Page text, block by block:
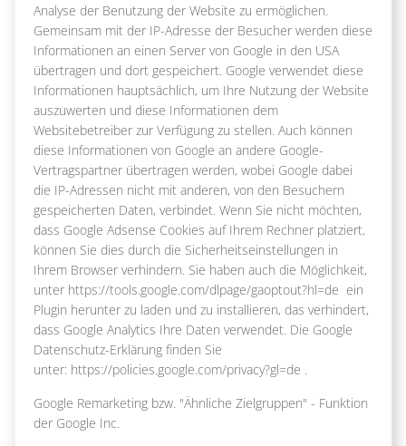
Analyse der Benutzung der Website zu ermöglichen.
Gemeinsam mit der IP-Adresse der Besucher werden diese
Informationen an einen Server von Google in den USA
übertragen und dort gespeichert. Google verwendet diese
Informationen hauptsächlich, um Ihre Nutzung der Website
auszuwerten und diese Informationen dem
Websitebetreiber zur Verfügung zu stellen. Auch können
diese Informationen von Google an andere Google-
Vertragspartner übertragen werden, wobei Google dabei
die IP-Adressen nicht mit anderen, von den Besuchern
gespeicherten Daten, verbindet. Wenn Sie nicht möchten,
dass Google Adsense Cookies auf Ihrem Rechner platziert,
können Sie dies durch die Sicherheitseinstellungen in
Ihrem Browser verhindern. Sie haben auch die Möglichkeit,
unter https://tools.google.com/dlpage/gaoptout?hl=de ein
Plugin herunter zu laden und zu installieren, das verhindert,
dass Google Analytics Ihre Daten verwendet. Die Google
Datenschutz-Erklärung finden Sie
unter: https://policies.google.com/privacy?gl=de .
Google Remarketing bzw. "Ähnliche Zielgruppen" - Funktion
der Google Inc.